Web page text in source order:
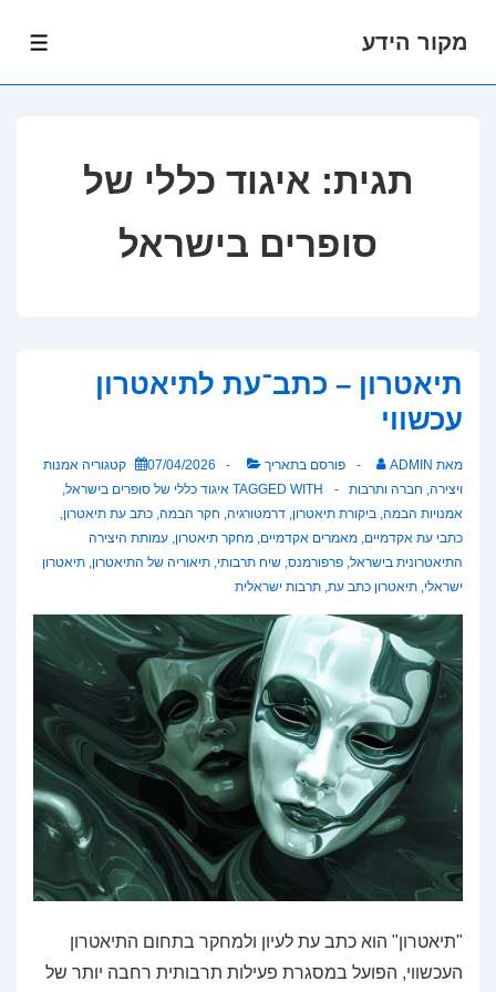
מקור הידע
תגית: איגוד כללי של
סופרים בישראל
תיאטרון – כתב־עת לתיאטרון
עכשווי
מאת ADMIN פורסם בתאריך 07/04/2026 קטגוריה אמנות
ויצירה, חברה ותרבות TAGGED WITH איגוד כללי של סופרים בישראל,
אמנויות הבמה, ביקורת תיאטרון, דרמטורגיה, חקר הבמה, כתב עת תיאטרון,
כתבי עת אקדמיים, מאמרים אקדמיים, מחקר תיאטרון, עמותת היצירה
התיאטרונית בישראל, פרפורמנס, שיח תרבותי, תיאוריה של התיאטרון, תיאטרון
ישראלי, תיאטרון כתב עת, תרבות ישראלית
"תיאטרון" הוא כתב עת לעיון ולמחקר בתחום התיאטרון
העכשווי, הפועל במסגרת פעילות תרבותית רחבה יותר של